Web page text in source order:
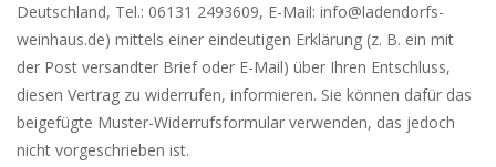
Deutschland, Tel.: 06131 2493609, E-Mail: info@ladendorfs-
weinhaus.de) mittels einer eindeutigen Erklärung (z. B. ein mit
der Post versandter Brief oder E-Mail) über Ihren Entschluss,
diesen Vertrag zu widerrufen, informieren. Sie können dafür das
beigefügte Muster-Widerrufsformular verwenden, das jedoch
nicht vorgeschrieben ist.